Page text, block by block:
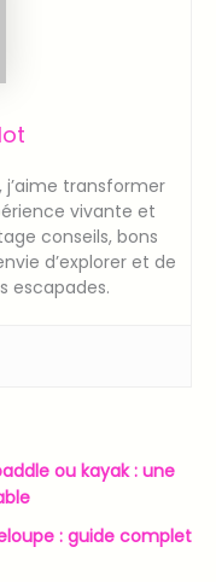
j’aime transformer
vivante et
conseils, bons
d’explorer et de
escapades.
ou kayak : une
: guide complet